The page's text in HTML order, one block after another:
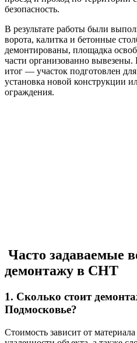
безопасность.
В результате работы были
ворота, калитка и бетонные
демонтированы, площадка
части организованно
итог — участок подготовлен
установка новой конструкции
ограждения.
Часто задаваемые
демонтажу в СНТ
1. Сколько стоит
Подмосковье?
Стоимость зависит от